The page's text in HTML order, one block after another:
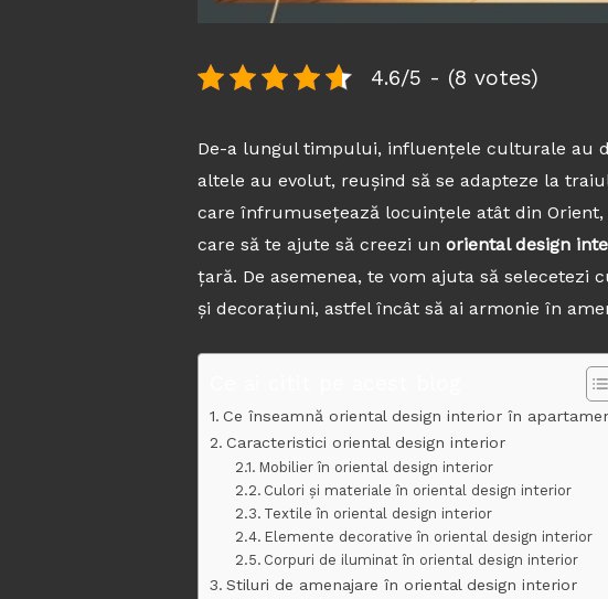
4.6/5 - (8 votes)
De-a lungul timpului, influențele culturale au
altele au evolut, reușind să se adapteze la
care înfrumusețează locuințele atât din
care să te ajute să creezi un oriental design
țară. De asemenea, te vom ajuta să
și decorațiuni, astfel încât să ai armonie în
Ce înseamnă oriental design interior în
Caracteristici oriental design interior
Mobilier în oriental design interior
Culori și materiale în oriental design interior
Textile în oriental design interior
Elemente decorative în oriental design interior
Corpuri de iluminat în oriental design interior
Stiluri de amenajare în oriental design interior